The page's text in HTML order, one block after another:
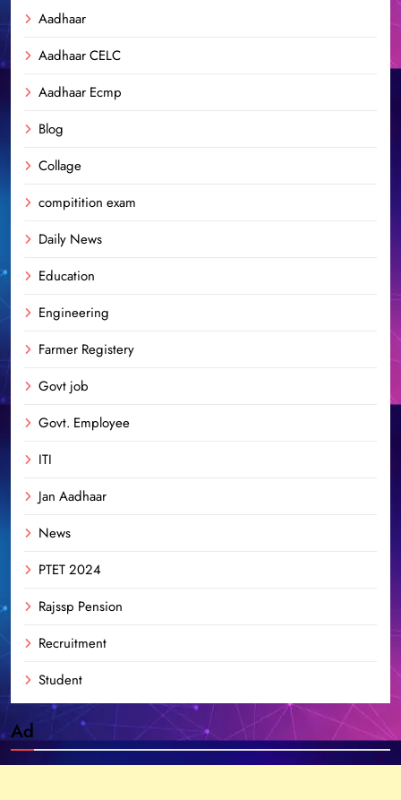
Aadhaar
Aadhaar CELC
Aadhaar Ecmp
Blog
Collage
compitition exam
Daily News
Education
Engineering
Farmer Registery
Govt job
Govt. Employee
ITI
Jan Aadhaar
News
PTET 2024
Rajssp Pension
Recruitment
Student
Ad